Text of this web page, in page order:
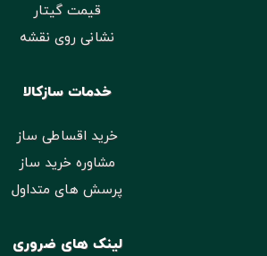
قیمت گیتار
نشانی روی نقشه
خدمات سازکالا
خرید اقساطی ساز
مشاوره خرید ساز
پرسش های متداول
لینک های ضروری